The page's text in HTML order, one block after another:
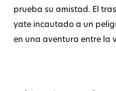
prueba su amistad. El
yate incautado a un
en una aventura entre la